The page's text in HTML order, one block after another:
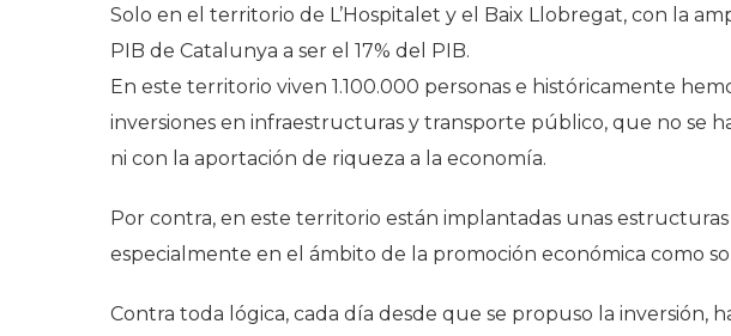
Solo en el territorio de L’Hospitalet y el Baix Llobregat, con la
PIB de Catalunya a ser el 17% del PIB.
En este territorio viven 1.100.000 personas e históricamente
inversiones en infraestructuras y transporte público, que no se
ni con la aportación de riqueza a la economía.
Por contra, en este territorio están implantadas unas
especialmente en el ámbito de la promoción económica como
Contra toda lógica, cada día desde que se propuso la inversión,